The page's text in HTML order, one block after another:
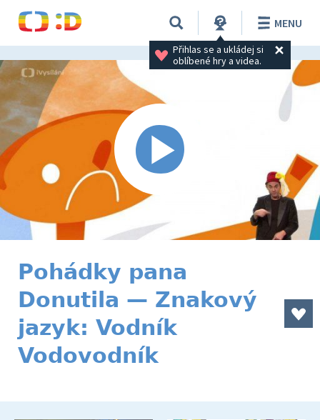
Přihlas se a ukládej si
oblíbené hry a videa.
MENU
Pohádky pana
Donutila — Znakový
jazyk: Vodník
Vodovodník